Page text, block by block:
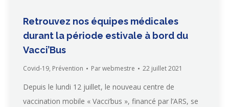
Retrouvez nos équipes médicales
durant la période estivale à bord du
Vacci’Bus
Covid-19, Prévention Parwebmestre 22 juillet 2021
Depuis le lundi 12 juillet, le nouveau centre de
vaccination mobile « Vacci’bus », financé par l’ARS, se